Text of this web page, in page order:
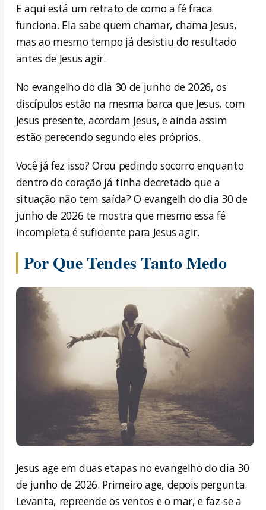
E aqui está um retrato de como a fé fraca
funciona. Ela sabe quem chamar, chama Jesus,
mas ao mesmo tempo já desistiu do resultado
antes de Jesus agir.
No evangelho do dia 30 de junho de 2026, os
discípulos estão na mesma barca que Jesus, com
Jesus presente, acordam Jesus, e ainda assim
estão perecendo segundo eles próprios.
Você já fez isso? Orou pedindo socorro enquanto
dentro do coração já tinha decretado que a
situação não tem saída? O evangelh do dia 30 de
junho de 2026 te mostra que mesmo essa fé
incompleta é suficiente para Jesus agir.
Por Que Tendes Tanto Medo
Jesus age em duas etapas no evangelho do dia 30
de junho de 2026. Primeiro age, depois pergunta.
Levanta, repreende os ventos e o mar, e faz-se a